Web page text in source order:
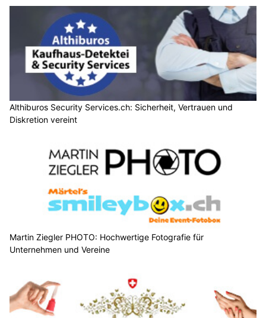
Althiburos Security Services.ch: Sicherheit, Vertrauen und
Diskretion vereint
Martin Ziegler PHOTO: Hochwertige Fotografie für
Unternehmen und Vereine